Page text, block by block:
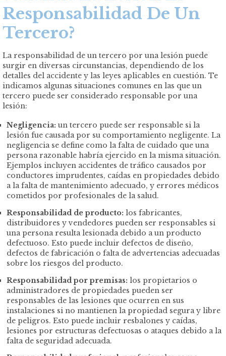
Responsabilidad De Un
Tercero?
La responsabilidad de un tercero por una lesión puede
surgir en diversas circunstancias, dependiendo de los
detalles del accidente y las leyes aplicables en cuestión. Te
indicamos algunas situaciones comunes en las que un
tercero puede ser considerado responsable por una
lesión:
Negligencia: un tercero puede ser responsable si la
lesión fue causada por su comportamiento negligente. La
negligencia se define como la falta de cuidado que una
persona razonable habría ejercido en la misma situación.
Ejemplos incluyen accidentes de tráfico causados por
conductores imprudentes, caídas en propiedades debido
a la falta de mantenimiento adecuado, y errores médicos
cometidos por profesionales de la salud.
Responsabilidad de producto: los fabricantes,
distribuidores y vendedores pueden ser responsables si
una persona resulta lesionada debido a un producto
defectuoso. Esto puede incluir defectos de diseño,
defectos de fabricación o falta de advertencias adecuadas
sobre los riesgos del producto.
Responsabilidad por premisas: los propietarios o
administradores de propiedades pueden ser
responsables de las lesiones que ocurren en sus
instalaciones si no mantienen la propiedad segura y libre
de peligros. Esto puede incluir resbalones y caídas,
lesiones por estructuras defectuosas o ataques debido a la
falta de seguridad adecuada.